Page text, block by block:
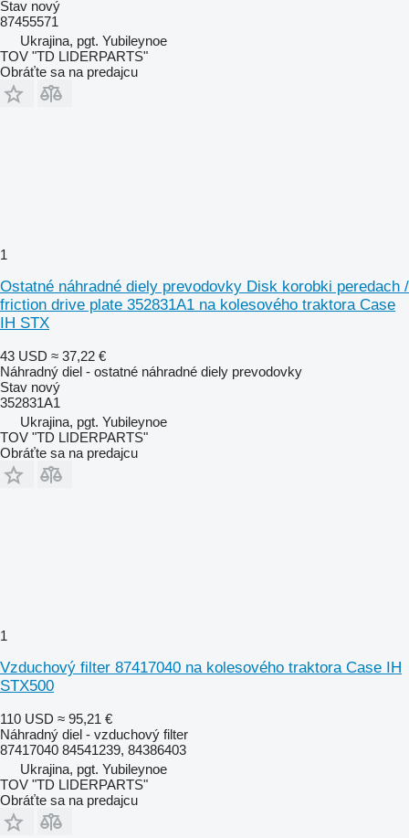
Stav nový
87455571
Ukrajina, pgt. Yubileynoe
TOV "TD LIDERPARTS"
Obráťte sa na predajcu
1
Ostatné náhradné diely prevodovky Disk korobki peredach /
friction drive plate 352831A1 na kolesového traktora Case
IH STX
43 USD ≈ 37,22 €
Náhradný diel - ostatné náhradné diely prevodovky
Stav nový
352831A1
Ukrajina, pgt. Yubileynoe
TOV "TD LIDERPARTS"
Obráťte sa na predajcu
1
Vzduchový filter 87417040 na kolesového traktora Case IH
STX500
110 USD ≈ 95,21 €
Náhradný diel - vzduchový filter
87417040 84541239, 84386403
Ukrajina, pgt. Yubileynoe
TOV "TD LIDERPARTS"
Obráťte sa na predajcu